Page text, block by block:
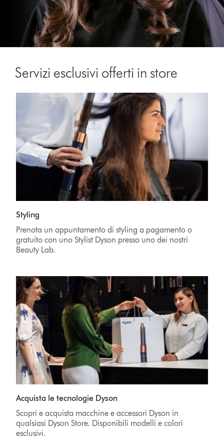
Servizi esclusivi offerti in store
Styling
Prenota un appuntamento di styling a pagamento o
gratuito con uno Stylist Dyson presso uno dei nostri
Beauty Lab.
Acquista le tecnologie Dyson
Scopri e acquista macchine e accessori Dyson in
qualsiasi Dyson Store. Disponibili modelli e colori
esclusivi.